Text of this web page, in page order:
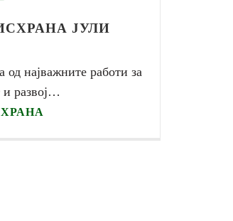
ЈУЛИ
од најважните работи за
и развој…